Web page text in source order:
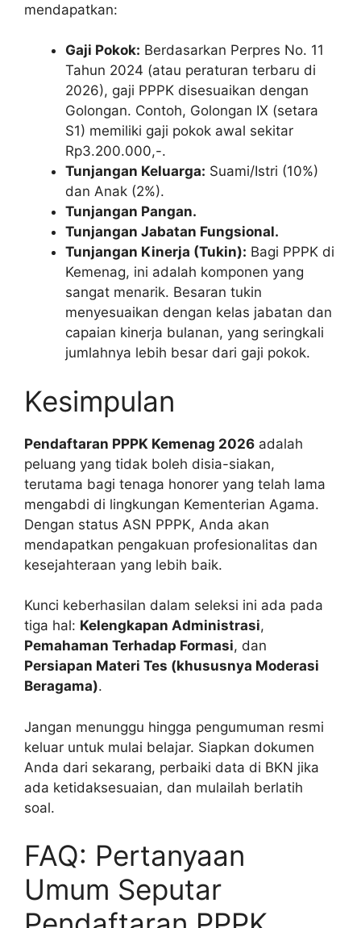
mendapatkan:
Gaji Pokok: Berdasarkan Perpres No. 11
Tahun 2024 (atau peraturan terbaru di
2026), gaji PPPK disesuaikan dengan
Golongan. Contoh, Golongan IX (setara
S1) memiliki gaji pokok awal sekitar
Rp3.200.000,-.
Tunjangan Keluarga: Suami/Istri (10%)
dan Anak (2%).
Tunjangan Pangan.
Tunjangan Jabatan Fungsional.
Tunjangan Kinerja (Tukin): Bagi PPPK di
Kemenag, ini adalah komponen yang
sangat menarik. Besaran tukin
menyesuaikan dengan kelas jabatan dan
capaian kinerja bulanan, yang seringkali
jumlahnya lebih besar dari gaji pokok.
Kesimpulan
Pendaftaran PPPK Kemenag 2026 adalah
peluang yang tidak boleh disia-siakan,
terutama bagi tenaga honorer yang telah lama
mengabdi di lingkungan Kementerian Agama.
Dengan status ASN PPPK, Anda akan
mendapatkan pengakuan profesionalitas dan
kesejahteraan yang lebih baik.
Kunci keberhasilan dalam seleksi ini ada pada
tiga hal: Kelengkapan Administrasi,
Pemahaman Terhadap Formasi, dan
Persiapan Materi Tes (khususnya Moderasi
Beragama).
Jangan menunggu hingga pengumuman resmi
keluar untuk mulai belajar. Siapkan dokumen
Anda dari sekarang, perbaiki data di BKN jika
ada ketidaksesuaian, dan mulailah berlatih
soal.
FAQ: Pertanyaan
Umum Seputar